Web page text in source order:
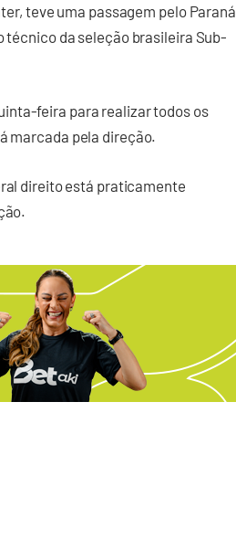
teve uma passagem pelo Paraná
técnico da seleção brasileira Sub-
feira para realizar todos os
marcada pela direção.
direito está praticamente